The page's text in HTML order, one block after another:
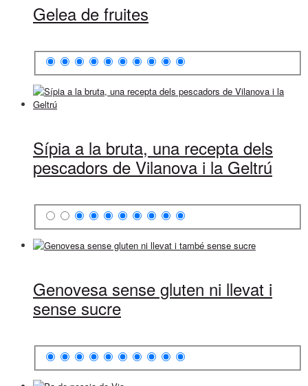
Gelea de fruites
Sípia a la bruta, una recepta dels
pescadors de Vilanova i la Geltrú
Genovesa sense gluten ni llevat i
sense sucre